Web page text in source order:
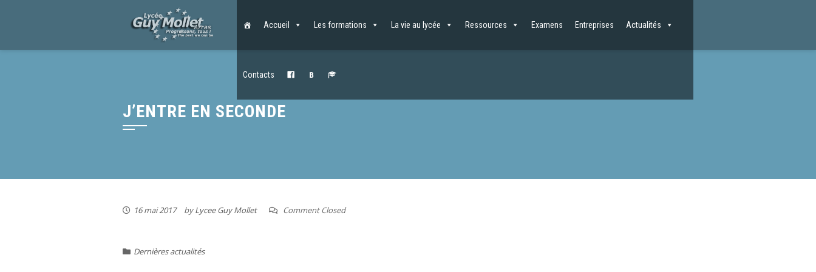
Accueil Les formations La vie au lycée Ressources Examens Entreprises Actualités
Contacts
J’ENTRE EN SECONDE
16 mai 2017 byLycee Guy Mollet Comment Closed
Dernières actualités